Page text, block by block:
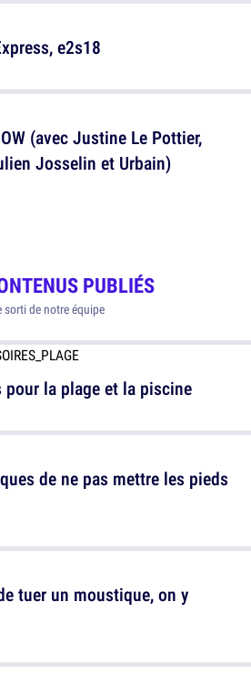
Josselin et Urbain)
e2s18
PUBLIÉS
de notre équipe
la plage et la piscine
tuer un moustique, on y
de ne pas mettre les pieds